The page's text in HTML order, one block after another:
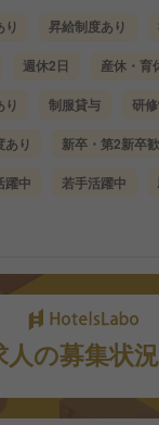
昇給制度あり
週休2日 産休・育
制服貸与 研
り 新卒・第2新卒
躍中 若手活躍中
人の募集状